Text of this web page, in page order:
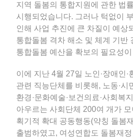
지역 돌봄의 통합지원에 관한 법
시행되었습니다. 그러나 턱없이
인해 사업 추진에 큰 차질이 예상
통합돌봄 격차 해소 및 체계 기반
통합돌봄 예산을 확보의 필요성
이에 지난 4월 27일 노인·장애인·
관련 직능단체를 비롯해, 노동·시
환경·문화예술·보건의료·사회복
아우르는 사회단체 200여 개가
획기적 확대 공동행동(약칭 돌봄
출범하였고, 여성연합도 돌봄재